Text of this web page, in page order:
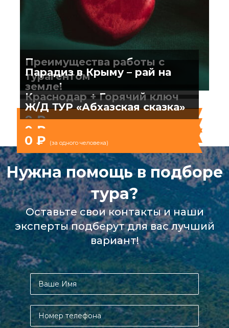
Преимущества работы с
турагентом
0 ₽
Парадиз в Крыму – рай на
земле!
0 ₽
Краснодар + Горячий ключ
0 ₽ (за одного человека)
Ж/Д ТУР «Абхазская сказка»
Нужна помощь в подборе
тура?
Оставьте свои контакты и наши
эксперты подберут для вас лучший
вариант!